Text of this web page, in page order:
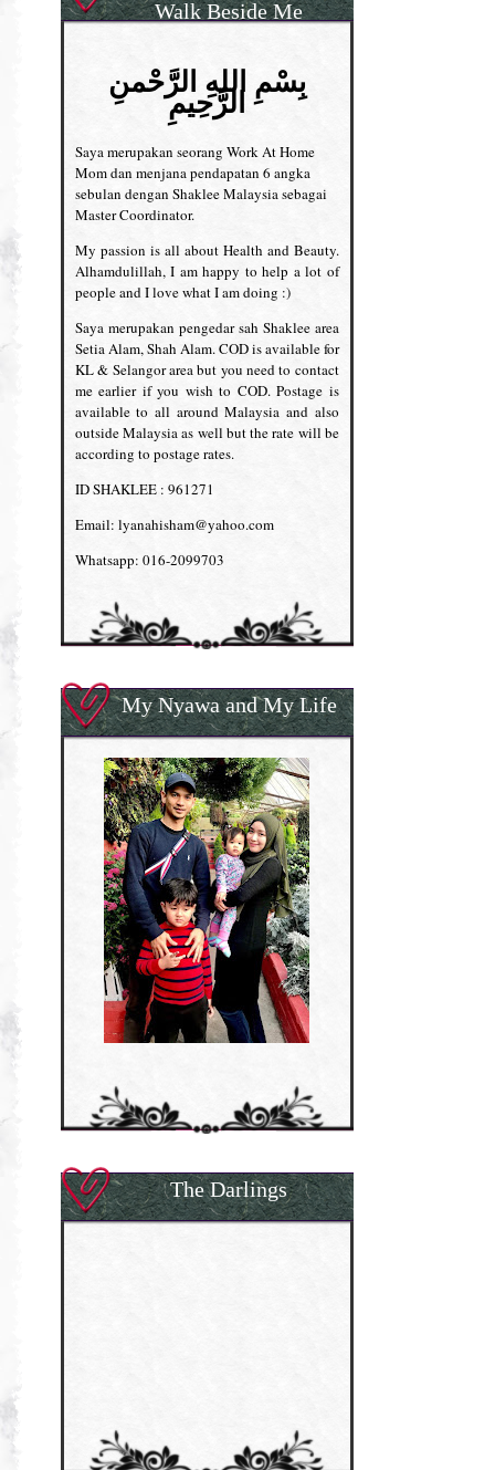
Walk Beside Me
بِسْمِ اللهِ الرَّحْمنِ
الرَّحِيمِ
Saya merupakan seorang Work At Home
Mom dan menjana pendapatan 6 angka
sebulan dengan Shaklee Malaysia sebagai
Master Coordinator.
My passion is all about Health and Beauty.
Alhamdulillah, I am happy to help a lot of
people and I love what I am doing :)
Saya merupakan pengedar sah Shaklee area
Setia Alam, Shah Alam. COD is available for
KL & Selangor area but you need to contact
me earlier if you wish to COD. Postage is
available to all around Malaysia and also
outside Malaysia as well but the rate will be
according to postage rates.
ID SHAKLEE : 961271
Email: lyanahisham@yahoo.com
Whatsapp: 016-2099703
My Nyawa and My Life
The Darlings